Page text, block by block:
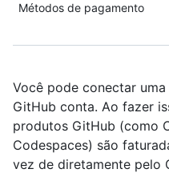
Métodos de pagamento
Você pode conectar
GitHub conta. Ao fazer
produtos GitHub (como
Codespaces) são
vez de diretamente pelo